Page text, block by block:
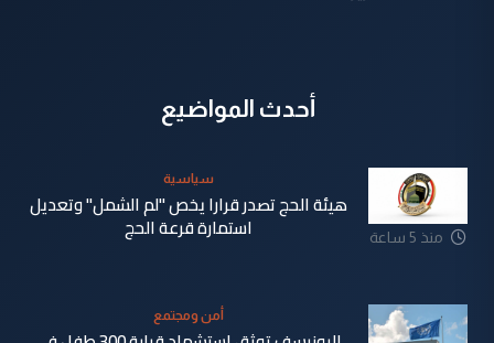
أحدث المواضيع
منذ 5 ساعة
سياسية
هيئة الحج تصدر قرارا يخص "لم الشمل" وتعديل
استمارة قرعة الحج
أمن ومجتمع